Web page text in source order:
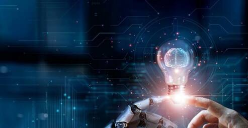
AI-க்களால் மனிதர்களைப்
சாத்தியக்கூறு இருக்கிறது!
எழுதியவர் Prasanna Venkatesh May 09, 2023 11:51 am
செய்தி முன்னோட்டம்
'அடுத்த சில ஆண்டுகளில் மனிதர்களின்
தெரிவித்திருக்கிறார் பிரேசிலைச்
'ஆனால், அது நல்ல விஷயம் தான்' எனத்